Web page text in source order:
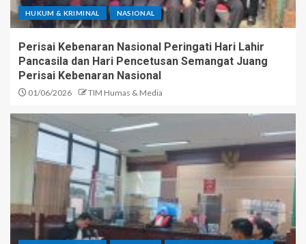
HUKUM & KRIMINAL NASIONAL
Perisai Kebenaran Nasional Peringati Hari Lahir
Pancasila dan Hari Pencetusan Semangat Juang
Perisai Kebenaran Nasional
01/06/2026 TIM Humas & Media